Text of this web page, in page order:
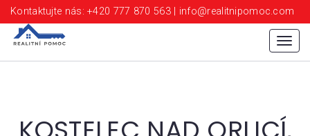
Kontaktujte nás: +420 777 870 563 | info@realitnipomoc.com
Menu